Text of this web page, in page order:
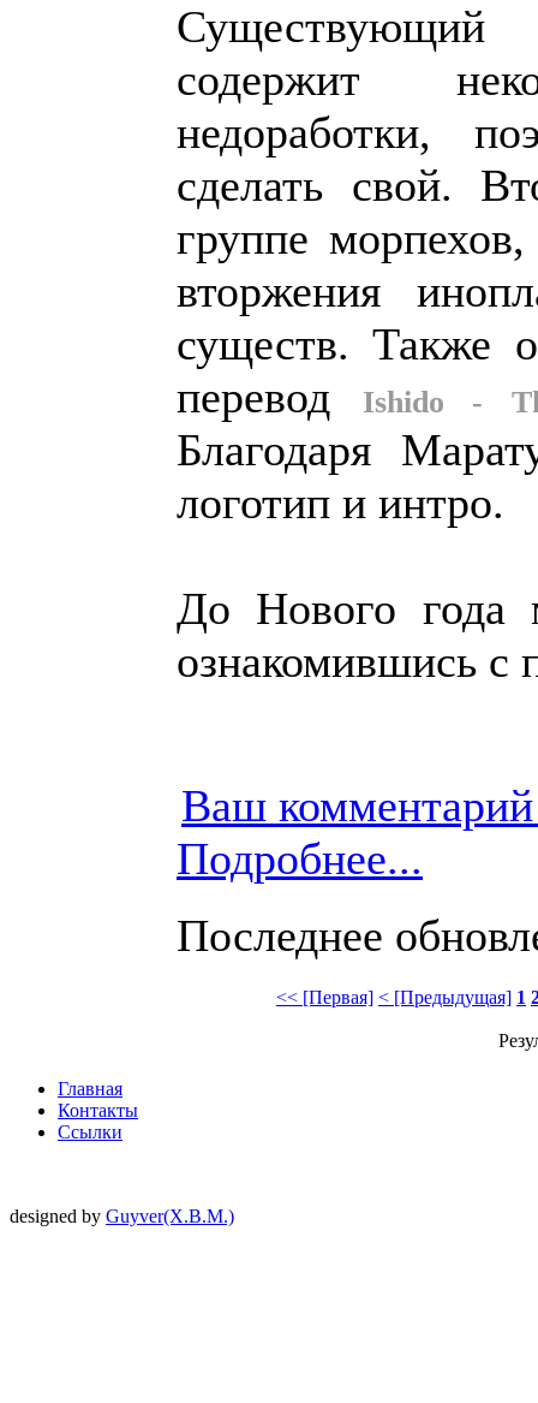
содержит
недоработки,
сделать свой.
группе
вторжения
существ. Также
перевод
Ishido -
Благодаря
логотип и интро.
До Нового года
ознакомившись с
Ваш
Подробнее...
Последнее
<< [Первая] < [Предыдущая] 1
Главная
Контакты
Ссылки
designed by Guyver(X.B.M.)